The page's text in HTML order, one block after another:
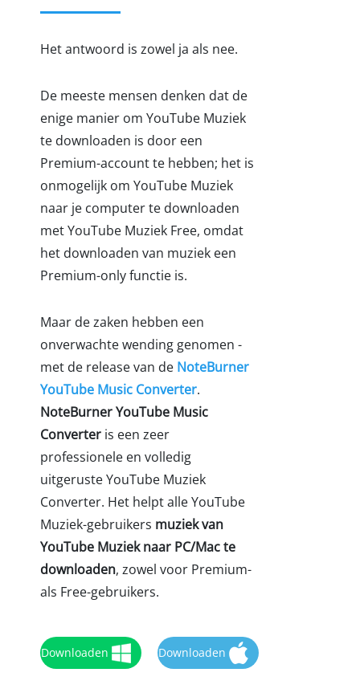
Het antwoord is zowel ja als nee.
De meeste mensen denken dat de
enige manier om YouTube Muziek
te downloaden is door een
Premium-account te hebben; het is
onmogelijk om YouTube Muziek
naar je computer te downloaden
met YouTube Muziek Free, omdat
het downloaden van muziek een
Premium-only functie is.
Maar de zaken hebben een
onverwachte wending genomen -
met de release van de NoteBurner
YouTube Music Converter.
NoteBurner YouTube Music
Converter is een zeer
professionele en volledig
uitgeruste YouTube Muziek
Converter. Het helpt alle YouTube
Muziek-gebruikers muziek van
YouTube Muziek naar PC/Mac te
downloaden, zowel voor Premium-
als Free-gebruikers.
Downloaden Downloaden